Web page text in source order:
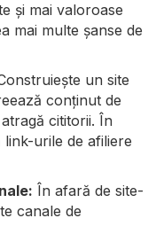
și mai valoroase
mai multe șanse de
un site
conținut de
cititorii. În
urile de afiliere
În afară de site-
canale de